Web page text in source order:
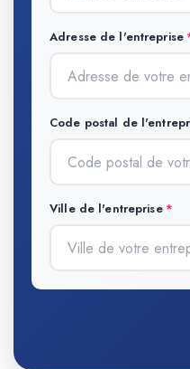
Adresse de l'entreprise
Code postal de
Ville de l'entreprise